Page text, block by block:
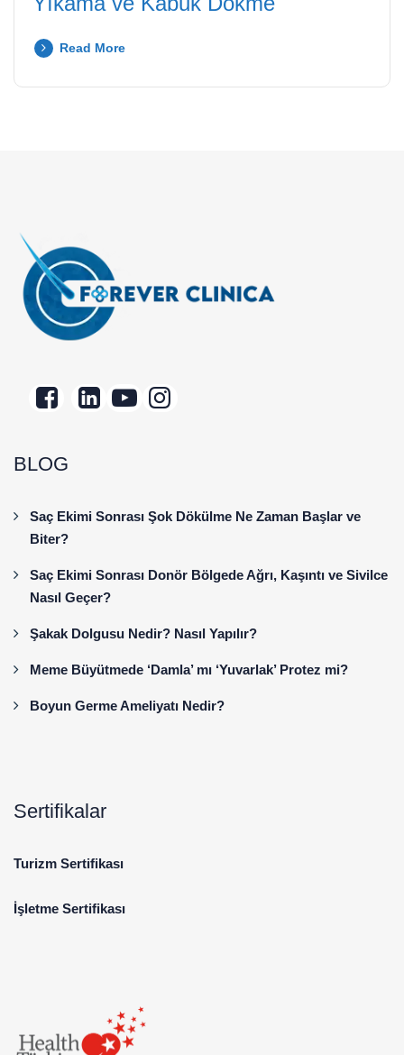
Read More
BLOG
Saç Ekimi Sonrası Şok Dökülme Ne Zaman Başlar ve
Biter?
Saç Ekimi Sonrası Donör Bölgede Ağrı, Kaşıntı ve Sivilce
Nasıl Geçer?
Şakak Dolgusu Nedir? Nasıl Yapılır?
Meme Büyütmede ‘Damla’ mı ‘Yuvarlak’ Protez mi?
Boyun Germe Ameliyatı Nedir?
Sertifikalar
Turizm Sertifikası
İşletme Sertifikası